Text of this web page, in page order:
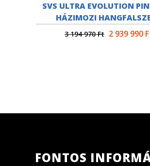
SVS ULTRA EVOLUTION
HÁZIMOZI
3 194 970Ft 2 939 990
FONTOS